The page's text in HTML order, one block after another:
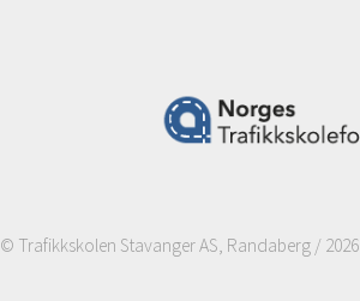
© Trafikkskolen Stavanger AS, Randaberg / 2026